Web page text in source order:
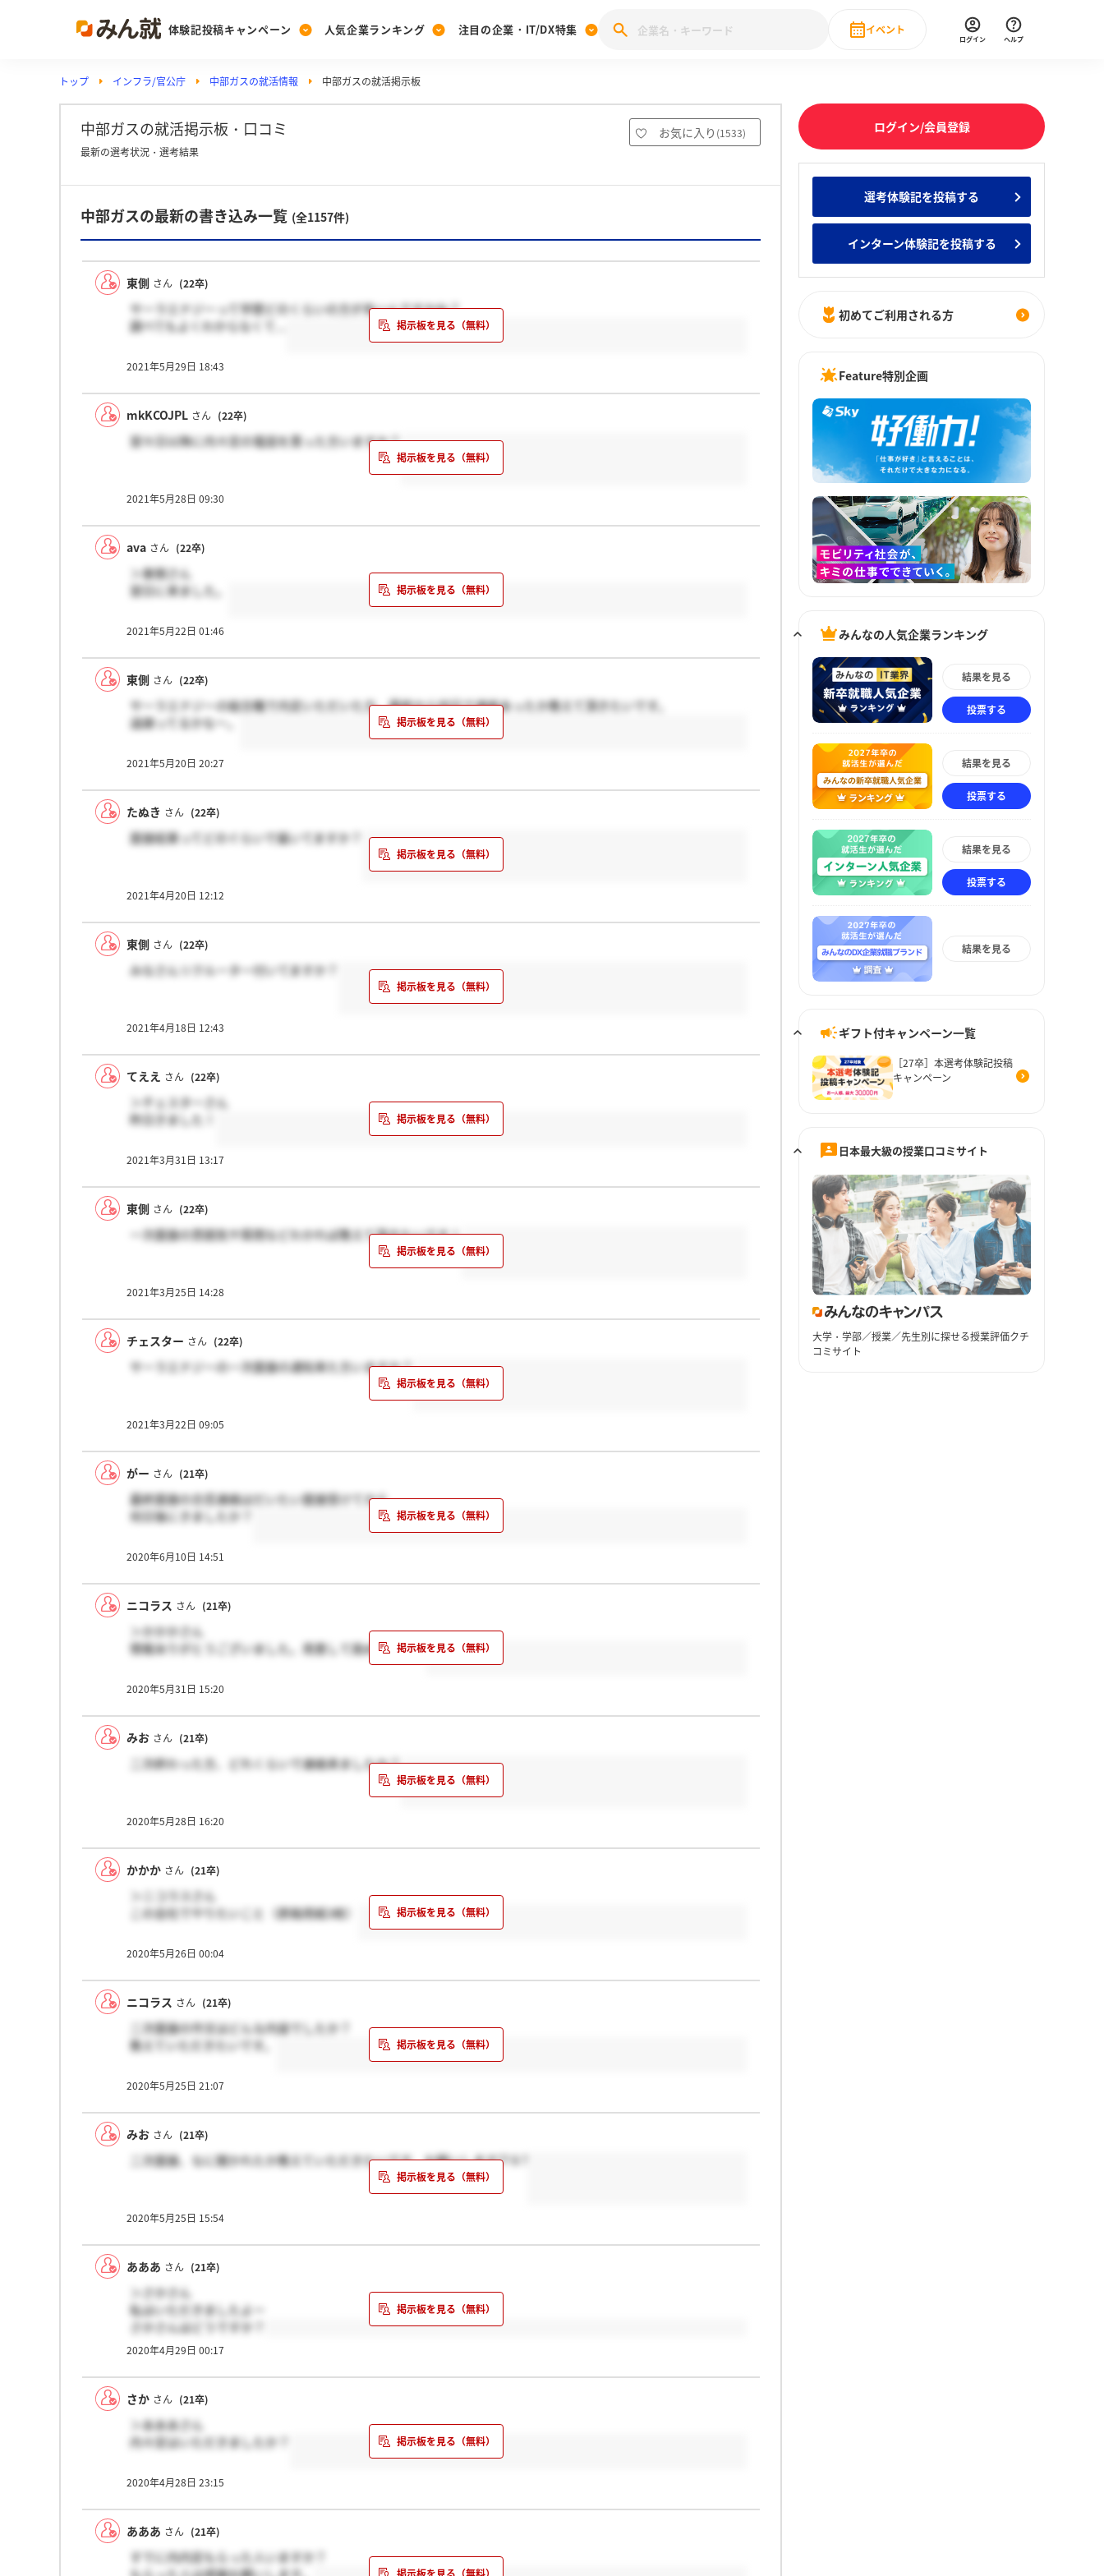
体験記投稿キャンペーン
Post
投稿する
[27卒] 本選考体験記投稿キャンペーン
人気企業ランキング
Ranking
ランキングを見る
Vote
投票する
みんなの新卒就職人気企業ランキング みんなのインターン人気企業ランキ
注目の企業・IT/DX特集
PickUp
注目の企業特集
28卒 IT・DX現場社員インタビュー
動画で知ろう！業界・企業研究
イベント
直近のイベント一覧
ログイン ヘルプ
トップ インフラ/官公庁 中部ガスの就活情報 中部ガスの就活掲示板
中部ガスの就活掲示板・口コミ お気に入り (1533)
最新の選考状況・選考結果
中部ガスの最新の書き込み一覧 (全1157件)
東側 さん (22卒)
サーラエナジーって学歴どのくらいの方が多いんですかね？
調べてもよくわからなくて...
2021年5月29日 18:43
mkKCOJPL さん (22卒)
翌々日以降に内々定の電話を貰った方いますか？
2021年5月28日 09:30
ava さん (22卒)
＞東側さん
翌日に来ました。
2021年5月22日 01:46
東側 さん (22卒)
サーラエナジーの総合職で内定いただいた方、最終から何日で連絡あったか教えて頂きたいです。
過疎ってるかなー。
2021年5月20日 20:27
たぬき さん (22卒)
面接結果ってどのぐらいで届いてますか？
2021年4月20日 12:12
東側 さん (22卒)
みなさんリクルーター付いてますか？
2021年4月18日 12:43
てええ さん (22卒)
＞チェスターさん
昨日きました！
2021年3月31日 13:17
東側 さん (22卒)
一次面接の雰囲気や質問などわかれば教えて頂きたいです！
2021年3月25日 14:28
チェスター さん (22卒)
サーラエナジーの一次面接の通知来た方いますか？
2021年3月22日 09:05
がー さん (21卒)
最終面接の合否連絡はだいたい面接受けてから
何日後にきましたか？
2020年6月10日 14:51
ニコラス さん (21卒)
＞かかかさん
情報ありがとうございました。用意して挑めました。
2020年5月31日 15:20
みお さん (21卒)
二次終わった方、どれくらいで連絡来ましたか？
2020年5月28日 16:20
かかか さん (21卒)
＞ニコラスさん
この会社でやりたいこと（原稿用紙3枚）
2020年5月26日 00:04
ニコラス さん (21卒)
二次面接の作文はどんな内容でしたか？
教えていただきたいです。
2020年5月25日 21:07
みお さん (21卒)
二次面接、なに聞かれたか教えていただきたいです、お願いします??♀?
2020年5月25日 15:54
あああ さん (21卒)
＞さかさん
私はいただきましたよー
さかさんはどうですか？
2020年4月29日 00:17
さか さん (21卒)
＞あああさん
内々定はいただきましたか？
2020年4月28日 23:15
あああ さん (21卒)
すでに内内定もらった人いますか？
ログイン/会員登録
選考体験記を投稿する
インターン体験記を投稿する
初めてご利用される方
Feature特別企画
みんなの人気企業ランキング
結果を見る
投票する
結果を見る
投票する
結果を見る
投票する
結果を見る
ギフト付キャンペーン一覧
［27卒］本選考体験記投稿
キャンペーン
日本最大級の授業口コミサイト
大学・学部／授業／先生別に探せる授業評価クチ
コミサイト